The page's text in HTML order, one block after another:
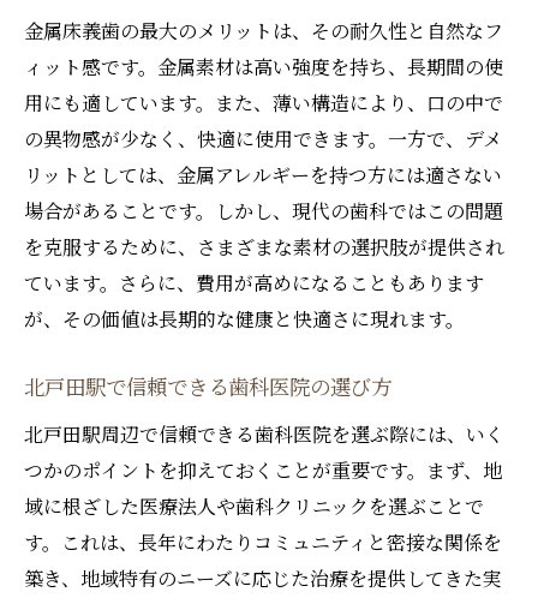
北戸田駅近くで受けられる金属床義歯の安心治
療
安心して治療を受けられる環境作り
北戸田駅周辺の歯科医院の特徴
アフターケアサービスの充実度
患者の安全を守るための取り組み
治療前に知っておくべきポイント
地域密着型の歯科治療の魅力
法
個々のニーズに応える治療プランの立て方
歯科医と患者のコミュニケーションの重要
性
最適な治療法を選ぶためのカウンセリング
金属床義歯以外の選択肢について
金属床義歯の最大のメリットは、その耐久性と自然なフ
ィット感です。金属素材は高い強度を持ち、長期間の使
用にも適しています。また、薄い構造により、口の中で
の異物感が少なく、快適に使用できます。一方で、デメ
リットとしては、金属アレルギーを持つ方には適さない
場合があることです。しかし、現代の歯科ではこの問題
を克服するために、さまざまな素材の選択肢が提供され
ています。さらに、費用が高めになることもあります
が、その価値は長期的な健康と快適さに現れます。
北戸田駅で信頼できる歯科医院の選び方
北戸田駅周辺で信頼できる歯科医院を選ぶ際には、いく
つかのポイントを抑えておくことが重要です。まず、地
域に根ざした医療法人や歯科クリニックを選ぶことで
す。これは、長年にわたりコミュニティと密接な関係を
築き、地域特有のニーズに応じた治療を提供してきた実